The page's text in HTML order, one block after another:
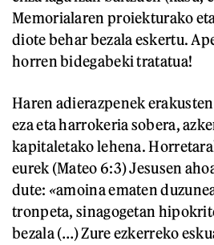
Memorialaren proiekturako
diote behar bezala eskertu.
horren bidegabeki tratatua!
Haren adierazpenek
eza eta harrokeria sobera,
kapitaletako lehena.
eurek (Mateo 6:3) Jesusen
dute: «amoina ematen
tronpeta, sinagogetan
bezala (…) Zure ezkerreko